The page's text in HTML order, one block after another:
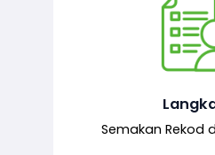
Semakan Rekod
Semakan ke atas
yang pernah